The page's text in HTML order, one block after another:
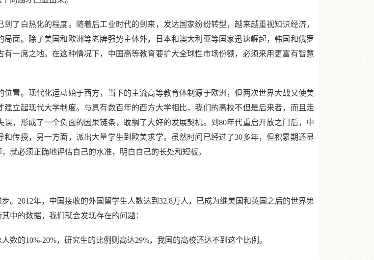
白热化的程度。随着后工业时代的到来，发达国家纷纷转型，越来越重视知识经济，
面。除了美国和欧洲等老牌强势主体外，日本和澳大利亚等国家迅速崛起，韩国和俄罗
一席之地。在这种情况下，中国高等教育要扩大全球性市场份额，必须采用更富有智慧
。现代化运动始于西方，当下的主流高等教育体制源于欧洲，但两次世界大战又使美
立起现代大学制度。与具有数百年的西方大学相比，我们的高校不但是后来者，而且走
，形成了一个负面的因果链条，耽搁了大好的发展契机。到80年代重启开放之门后，中
传授，另一方面，派出大量学生到欧美求学。虽然时间已经过了30多年，但积累期还显
就必须正确地评估自己的水准，明白自己的长处和短板。
2012年，中国接收的外国留学生人数达到32.8万人，已成为继美国和英国之后的世界第
中的数据，我们就会发现存在的问题：
的10%-20%，研究生的比例则高达29%，我国的高校还达不到这个比例。